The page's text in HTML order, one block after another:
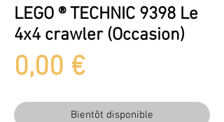
LEGO ® TECHNIC 9398 Le
4x4 crawler (Occasion)
0,00 €Prix
Bientôt disponible